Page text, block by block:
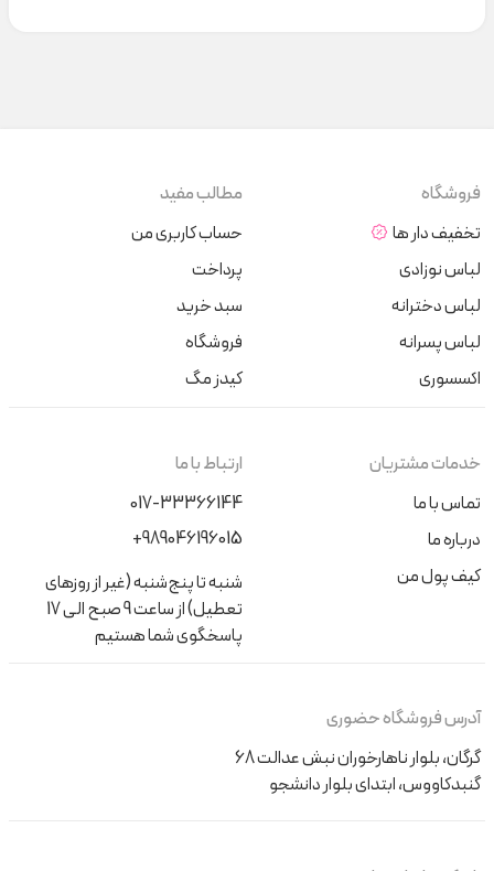
فروشگاه
تخفیف دار ها
لباس نوزادی
لباس دخترانه
لباس پسرانه
اکسسوری
مطالب مفید
حساب کاربری من
پرداخت
سبد خرید
فروشگاه
کیدز مگ
خدمات مشتریان
تماس با ما
درباره ما
کیف پول من
ارتباط با ما
017-33366144
+989046196015
شنبه تا پنج‌شنبه (غیر از روزهای
تعطیل) از ساعت 9 صبح الی 17
پاسخگوی شما هستیم
آدرس فروشگاه حضوری
گرگان، بلوار ناهارخوران نبش عدالت 68
گنبدکاووس، ابتدای بلوار دانشجو